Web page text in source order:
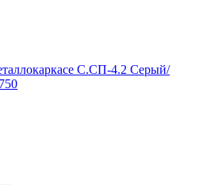
С.СП-4.2 Серый/